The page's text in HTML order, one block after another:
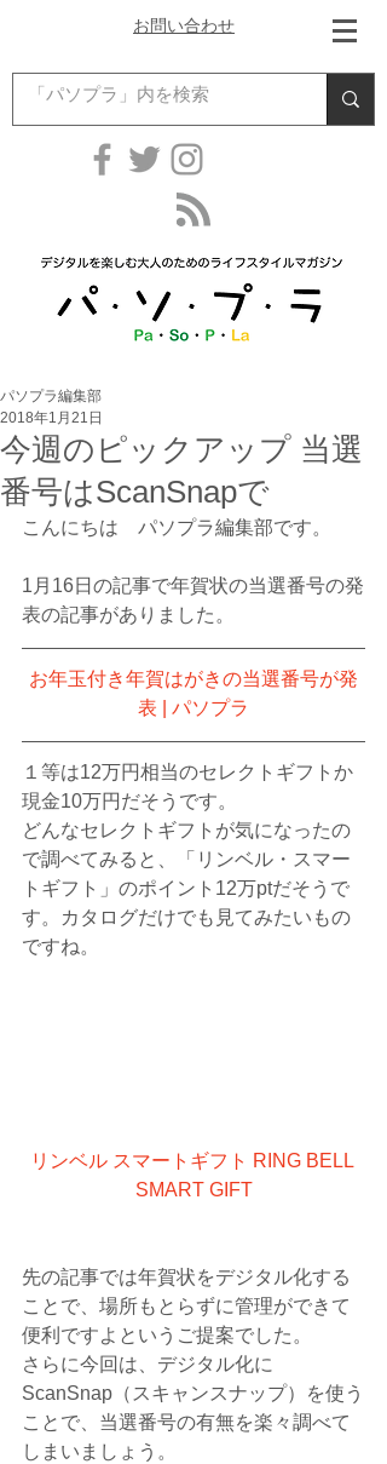
お問い合わせ
今週のピックアップ 当選
番号はScanSnapで
パソプラ編集部
2018年1月21日
こんにちは　パソプラ編集部です。
1月16日の記事で年賀状の当選番号の発
表の記事がありました。
お年玉付き年賀はがきの当選番号が発
表 | パソプラ
１等は12万円相当のセレクトギフトか
現金10万円だそうです。
どんなセレクトギフトが気になったの
で調べてみると、「リンベル・スマー
トギフト」のポイント12万ptだそうで
す。カタログだけでも見てみたいもの
ですね。
リンベル スマートギフト RING BELL
SMART GIFT
先の記事では年賀状をデジタル化する
ことで、場所もとらずに管理ができて
便利ですよというご提案でした。
さらに今回は、デジタル化に
ScanSnap（スキャンスナップ）を使う
ことで、当選番号の有無を楽々調べて
しまいましょう。